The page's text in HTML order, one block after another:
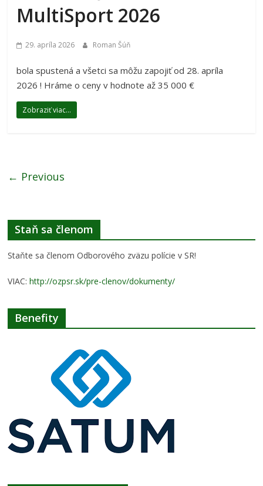
MultiSport 2026
29. apríla 2026 Roman Šúň
bola spustená a všetci sa môžu zapojiť od 28. apríla
2026 ! Hráme o ceny v hodnote až 35 000 €
Zobraziť viac...
← Previous
Staň sa členom
Staňte sa členom Odborového zväzu polície v SR!
VIAC:http://ozpsr.sk/pre-clenov/dokumenty/
Benefity